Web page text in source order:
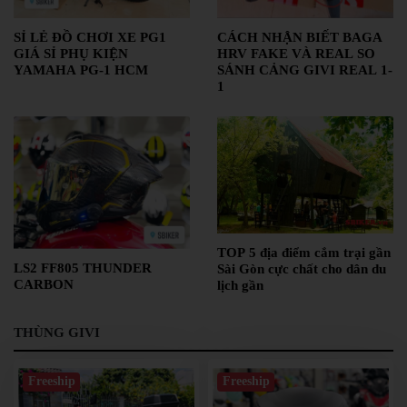
ĐỒ
CHƠI
PG1
YAMAHA
PG-
1
CẢNG
GIVI
ZR
ĐỒ
CHƠI
PHỤ
KIỆN
155
SỈ LẺ ĐỒ CHƠI XE PG1
GIÁ SỈ PHỤ KIỆN
YAMAHA PG-1 HCM
CÁCH NHẬN BIẾT BAGA
HRV FAKE VÀ REAL SO
SÁNH CẢNG GIVI REAL 1-
1
LS2 FF805 THUNDER
CARBON
TOP 5 địa điểm cắm trại gần
Sài Gòn cực chất cho dân du
lịch gần
THÙNG GIVI
Freeship Freeship